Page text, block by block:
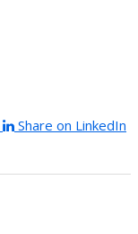
Share on LinkedIn